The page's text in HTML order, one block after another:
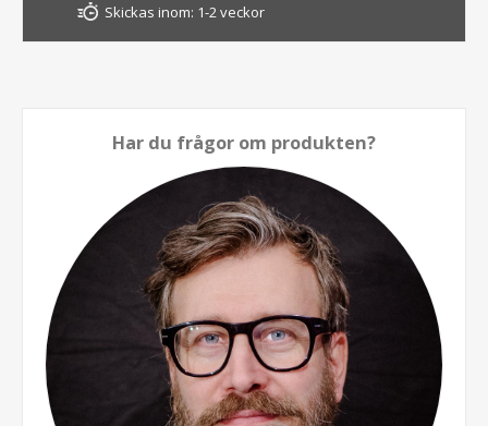
Skickas inom: 1-2 veckor
Har du frågor om produkten?